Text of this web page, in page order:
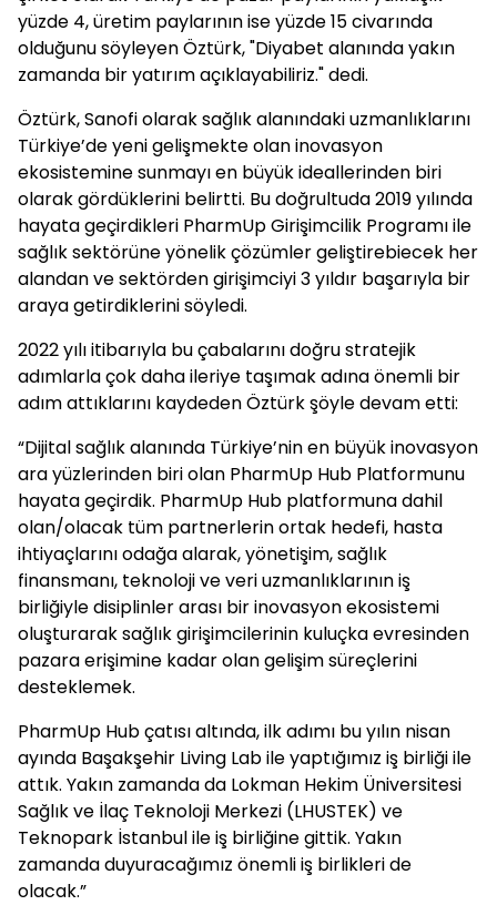
yüzde 4, üretim paylarının ise yüzde 15 civarında
olduğunu söyleyen Öztürk, "Diyabet alanında yakın
zamanda bir yatırım açıklayabiliriz." dedi.
Öztürk, Sanofi olarak sağlık alanındaki uzmanlıklarını
Türkiye’de yeni gelişmekte olan inovasyon
ekosistemine sunmayı en büyük ideallerinden biri
olarak gördüklerini belirtti. Bu doğrultuda 2019 yılında
hayata geçirdikleri PharmUp Girişimcilik Programı ile
sağlık sektörüne yönelik çözümler geliştirebiecek her
alandan ve sektörden girişimciyi 3 yıldır başarıyla bir
araya getirdiklerini söyledi.
2022 yılı itibarıyla bu çabalarını doğru stratejik
adımlarla çok daha ileriye taşımak adına önemli bir
adım attıklarını kaydeden Öztürk şöyle devam etti:
“Dijital sağlık alanında Türkiye’nin en büyük inovasyon
ara yüzlerinden biri olan PharmUp Hub Platformunu
hayata geçirdik. PharmUp Hub platformuna dahil
olan/olacak tüm partnerlerin ortak hedefi, hasta
ihtiyaçlarını odağa alarak, yönetişim, sağlık
finansmanı, teknoloji ve veri uzmanlıklarının iş
birliğiyle disiplinler arası bir inovasyon ekosistemi
oluşturarak sağlık girişimcilerinin kuluçka evresinden
pazara erişimine kadar olan gelişim süreçlerini
desteklemek.
PharmUp Hub çatısı altında, ilk adımı bu yılın nisan
ayında Başakşehir Living Lab ile yaptığımız iş birliği ile
attık. Yakın zamanda da Lokman Hekim Üniversitesi
Sağlık ve İlaç Teknoloji Merkezi (LHUSTEK) ve
Teknopark İstanbul ile iş birliğine gittik. Yakın
zamanda duyuracağımız önemli iş birlikleri de
olacak.”